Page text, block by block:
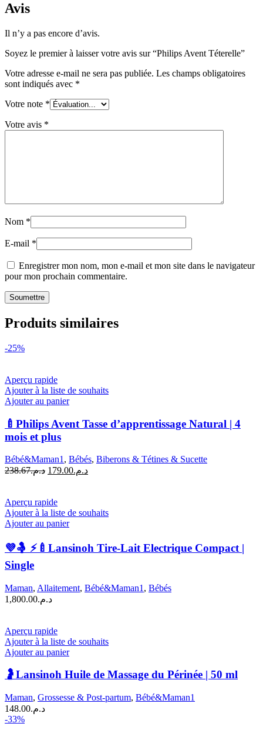
Avis
Il n’y a pas encore d’avis.
Soyez le premier à laisser votre avis sur “Philips Avent Téterelle”
Votre adresse e-mail ne sera pas publiée. Les champs obligatoires
sont indiqués avec *
Votre note *
Votre avis *
Nom *
E-mail *
Enregistrer mon nom, mon e-mail et mon site dans le navigateur
pour mon prochain commentaire.
Produits similaires
-25%
Aperçu rapide
Ajouter à la liste de souhaits
Ajouter au panier
🍼Philips Avent Tasse d’apprentissage Natural | 4
mois et plus
Bébé&Maman1 , Bébés, Biberons & Tétines & Sucette
د.م.238.67
Le
était :
د.م.238.67.
د.م.179.00
Le
Aperçu rapide
Ajouter à la liste de souhaits
Ajouter au panier
💜🤱 ⚡🍼Lansinoh Tire-Lait Electrique Compact |
Single
Maman, Allaitement, Bébé&Maman1 , Bébés
د.م.1,800.00
Aperçu rapide
Ajouter à la liste de souhaits
Ajouter au panier
🤰Lansinoh Huile de Massage du Périnée | 50 ml
Maman, Grossesse & Post-partum, Bébé&Maman1
د.م.148.00
-33%